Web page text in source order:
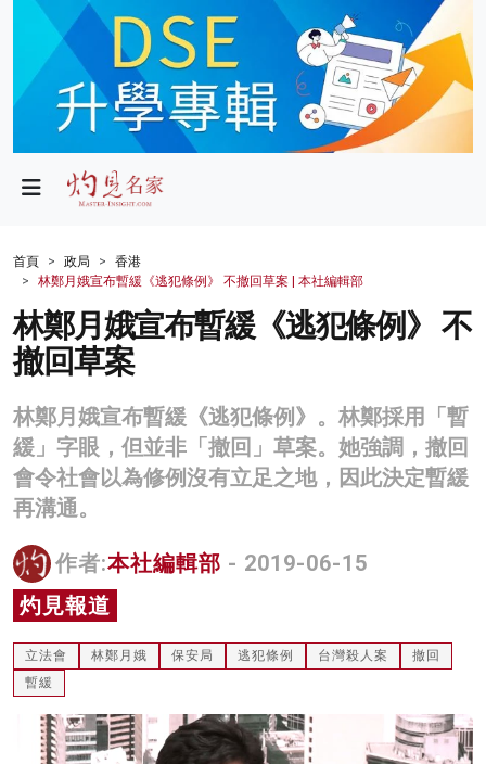
政局
財經
生活
健康
商業
科技
影片
名家榜
灼見活動
關於我們
首頁 政局
香港
林鄭月娥宣布暫緩《逃犯條例》 不撤回草案 | 本社編輯部
林鄭月娥宣布暫緩《逃犯條例》 不
撤回草案
林鄭月娥宣布暫緩《逃犯條例》。林鄭採用「暫
緩」字眼，但並非「撤回」草案。她強調，撤回
會令社會以為修例沒有立足之地，因此決定暫緩
再溝通。
作者:本社編輯部 - 2019-06-15
灼見報道
立法會 林鄭月娥 保安局 逃犯條例 台灣殺人案
撤回
暫緩